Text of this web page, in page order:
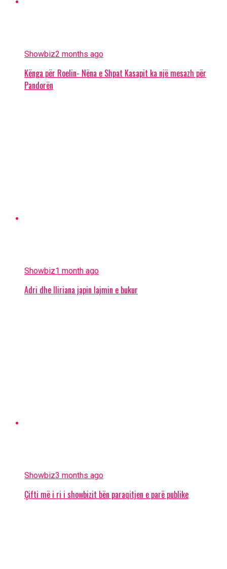
Showbiz2 months ago
Kënga për Roelin- Nëna e Shpat Kasapit ka një mesazh për
Pandorën
Showbiz1 month ago
Adri dhe Iliriana japin lajmin e bukur
Showbiz3 months ago
Çifti më i ri i showbizit bën paraqitjen e parë publike